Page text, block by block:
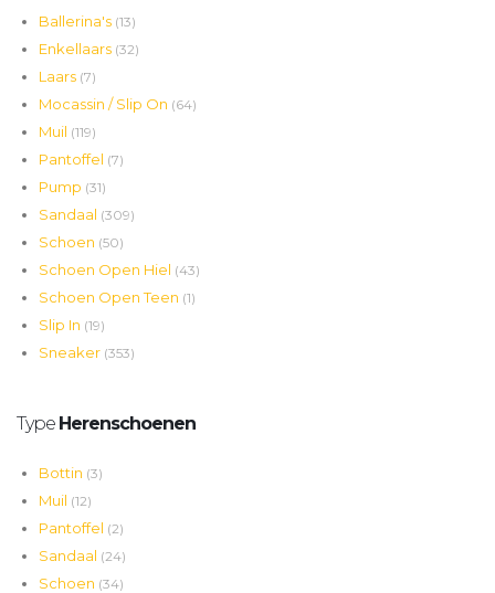
Ballerina's (13)
Enkellaars (32)
Laars (7)
Mocassin / Slip On (64)
Muil (119)
Pantoffel (7)
Pump (31)
Sandaal (309)
Schoen (50)
Schoen Open Hiel (43)
Schoen Open Teen (1)
Slip In (19)
Sneaker (353)
Type Herenschoenen
Bottin (3)
Muil (12)
Pantoffel (2)
Sandaal (24)
Schoen (34)